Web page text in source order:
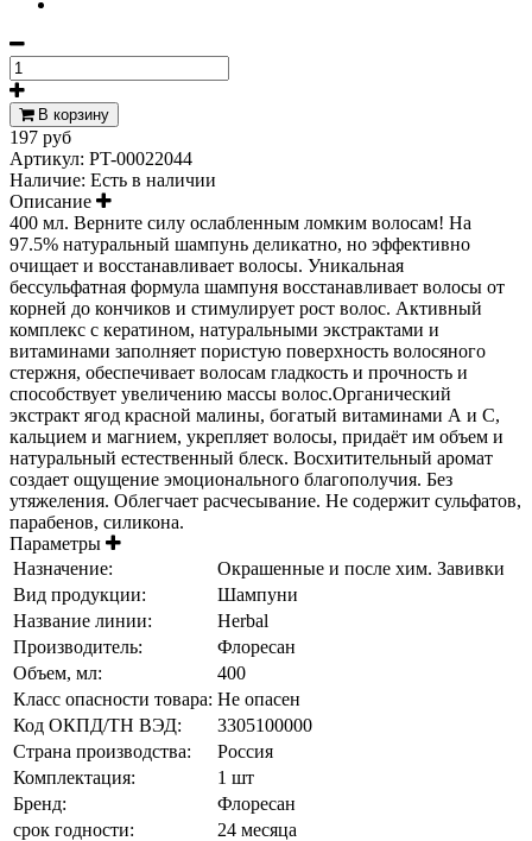
В корзину
197 руб
Артикул: PT-00022044
Наличие: Есть в наличии
Описание
400 мл. Верните силу ослабленным ломким волосам! На
97.5% натуральный шампунь деликатно, но эффективно
очищает и восстанавливает волосы. Уникальная
бессульфатная формула шампуня восстанавливает волосы от
корней до кончиков и стимулирует рост волос. Активный
комплекс с кератином, натуральными экстрактами и
витаминами заполняет пористую поверхность волосяного
стержня, обеспечивает волосам гладкость и прочность и
способствует увеличению массы волос.Органический
экстракт ягод красной малины, богатый витаминами А и С,
кальцием и магнием, укрепляет волосы, придаёт им объем и
натуральный естественный блеск. Восхитительный аромат
создает ощущение эмоционального благополучия. Без
утяжеления. Облегчает расчесывание. Не содержит сульфатов,
парабенов, силикона.
Параметры
Назначение:
Окрашенные и после хим. Завивки
Вид продукции:
Шампуни
Название линии:
Herbal
Производитель:
Флоресан
Объем, мл:
400
Класс опасности товара: Не опасен
Код ОКПД/ТН ВЭД:
3305100000
Страна производства:
Россия
Комплектация:
1 шт
Бренд:
Флоресан
срок годности:
24 месяца